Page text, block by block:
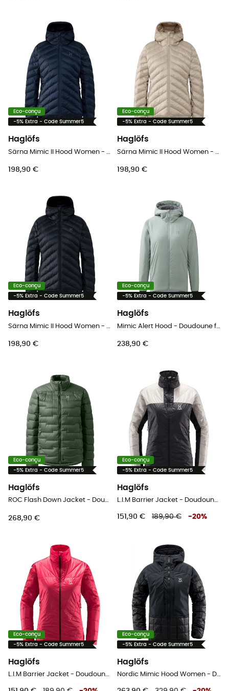
Eco-conçu
-5% Extra - Code Summer5
Haglöfs
198,90 €
Eco-conçu
-5% Extra - Code Summer5
Haglöfs
198,90 €
Eco-conçu
-5% Extra - Code Summer5
Haglöfs
198,90 €
Eco-conçu
-5% Extra - Code Summer5
Haglöfs
238,90 €
Eco-conçu
-5% Extra - Code Summer5
Haglöfs
ROC Flash Down Jacket - Doudoune femme
268,90 €
Eco-conçu
-5% Extra - Code Summer5
Haglöfs
L.I.M Barrier Jacket - Doudoune femme
151,90 € 189,90 € -20%
Eco-conçu
-5% Extra - Code Summer5
Haglöfs
L.I.M Barrier Jacket - Doudoune femme
Eco-conçu
-5% Extra - Code Summer5
Haglöfs
Nordic Mimic Hood Women - Doudoune femme